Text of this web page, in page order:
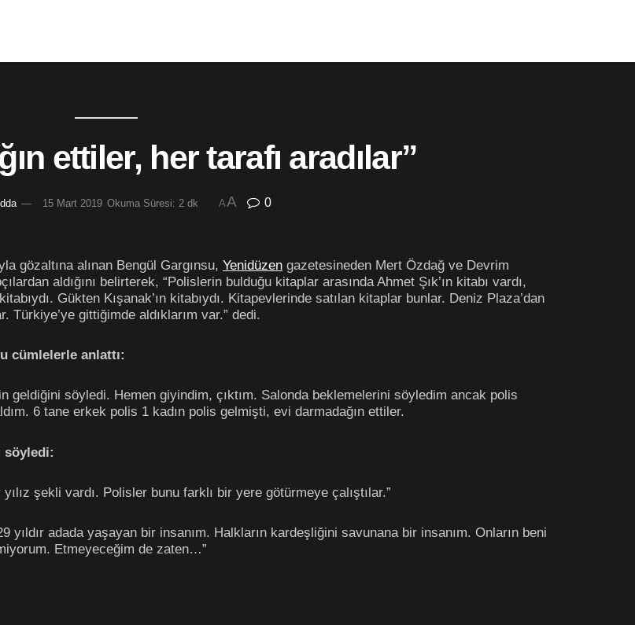
ettiler, her tarafı aradılar”
15 Mart 2019 Okuma Süresi: 2 dk AA 0
gözaltına alınan Bengül Gargınsu, Yenidüzen gazetesineden Mert Özdağ ve Devrim
aldığını belirterek, “Polislerin bulduğu kitaplar arasında Ahmet Şık’ın kitabı vardı,
Gükten Kışanak’ın kitabıydı. Kitapevlerinde satılan kitaplar bunlar. Deniz Plaza’dan
Türkiye’ye gittiğimde aldıklarım var.” dedi.
cümlelerle anlattı:
geldiğini söyledi. Hemen giyindim, çıktım. Salonda beklemelerini söyledim ancak polis
6 tane erkek polis 1 kadın polis gelmişti, evi darmadağın ettiler.
söyledi:
şekli vardı. Polisler bunu farklı bir yere götürmeye çalıştılar.”
yıldır adada yaşayan bir insanım. Halkların kardeşliğini savunana bir insanım. Onların beni
Etmeyeceğim de zaten…”